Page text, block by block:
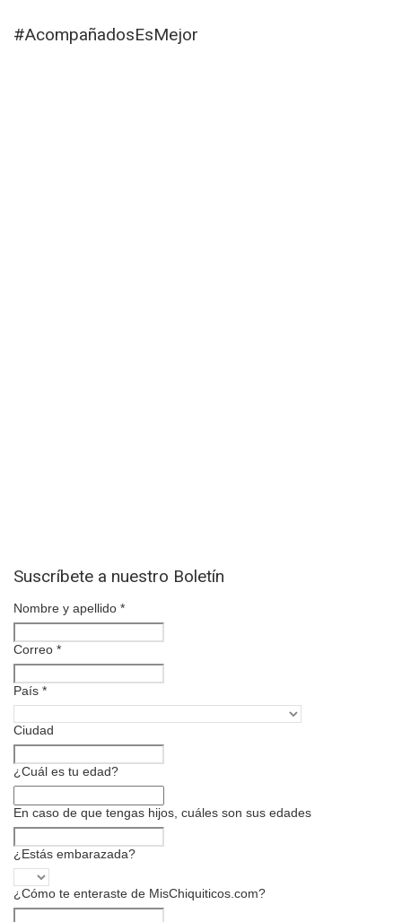
#AcompañadosEsMejor
Suscríbete a nuestro Boletín
Nombre y apellido *
Correo *
País *
Ciudad
¿Cuál es tu edad?
En caso de que tengas hijos, cuáles son sus edades
¿Estás embarazada?
¿Cómo te enteraste de MisChiquiticos.com?